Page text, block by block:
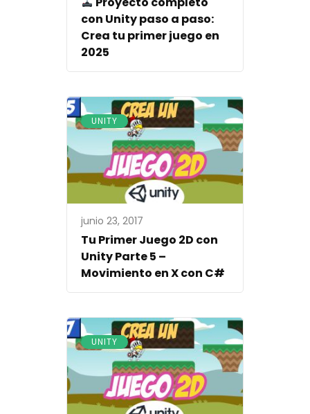
con Unity paso a paso:
Crea tu primer juego en
2025
UNITY
junio 23, 2017
Tu Primer Juego 2D con
Unity Parte 5 –
Movimiento en X con C#
UNITY